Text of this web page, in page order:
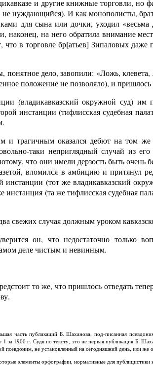
и другие книжные торговли, но
не нуждающийся). И как монополисты,
для сына или дочки, уходил
наконец, на него обратила внимание
что в торговле бр[атьев] Зипаловых
понятное дело, завопили: «Ложь,
положение не позволяло), и пришлось
(владикавказский окружной суд) им
инстанции (тифлисская судебная
и трагичным оказался дебют на том
таки неприглядный случай из
что они имели дерзость быть
вломился в амбицию и притянул
инстанции (тот же владикавказский
инстанция (та же тифлисская судебная
свежих случая должным уроком
он, что недостаточно только
деле чистым и невинным.
то же, что пришлось отведать
часть публикаций Б. Шаханова, под-писанная
1 за 1900 г. Судя по тексту, это не первая публикация Б.
псевдоним, не установленный на сегодняшний день, или же
элементы орфографии, нормативные для публицистики